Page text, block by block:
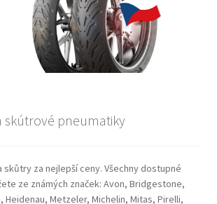
skútrové pneumatiky
za nejlepší ceny. Všechny dostupné
ze známých značek: Avon, Bridgestone,
Heidenau, Metzeler, Michelin, Mitas, Pirelli,